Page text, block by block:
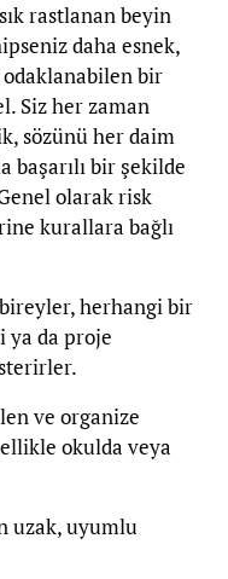
rastlanan beyin
daha esnek,
bir
Siz her zaman
sözünü her daim
başarılı bir şekilde
olarak risk
kurallara bağlı
herhangi bir
ya da proje
ve organize
okulda veya
uzak, uyumlu